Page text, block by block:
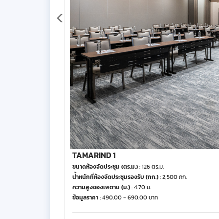
TAMARIND 1
ขนาดห้องจัดประชุม (ตร.ม.): 126 ตร.ม.
น้ำหนักที่ห้องจัดประชุมรองรับ (กก.): 2,500 กก.
ความสูงของเพดาน (ม.): 4.70 ม.
ข้อมูลราคา: 490.00 - 690.00 บาท